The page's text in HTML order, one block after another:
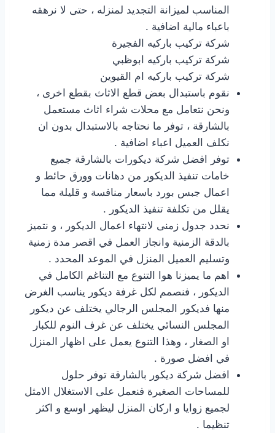
المناسب لميزانة التجديد لمنزله ، حتى لا نرهقه
باعباء مالية اضافية .
شركة تركيب باركيه الفجيرة
شركة تركيب باركيه ابوظبي
شركة تركيب باركيه ام القيوين
نقوم باستبدال بعض قطع الاثاث بقطع اخرى ،
ونحن نتعامل مع محلات شراء اثاث مستعمل
بالشارقة ، توفر ما نحتاجه بالاستبدال بدون ان
نكلف العميل اعباء اضافية .
توفر افضل شركة ديكورات بالشارقة جميع
خامات تنفيذ الديكور من دهانات وورق حائط و
اعمال جبس بورد باسعار منافسة و قليلة مما
يقلل من تكلفة تنفيذ الديكور .
نحدد جدول زمنى لانتهاء اعمال الديكور ، و نتميز
بالدقة الزمنية وانجاز العمل في اقصر مدة زمنية
وتسليم العميل المنزل في الموعد المحدد .
اهم ما يميزنا هوا التنوع مع التناغم الكامل في
الديكور ، فنصمم لكل غرفة ديكور يناسب الغرض
منها فديكور المجلس الرجالي يختلف عن ديكور
المجلس النسائي يختلف عن غرف النوم للكبار
او الصغار ، وهذا التنوع يعمل على اظهار المنزل
في افضل صورة .
افضل شركة ديكور بالشارقة توفر حلول
للمساحات الصغيرة فنعمل على الاستغلال الامثل
لجميع زوايا و اركان المنزل ليظهر اوسع و اكثر
تنظيما .